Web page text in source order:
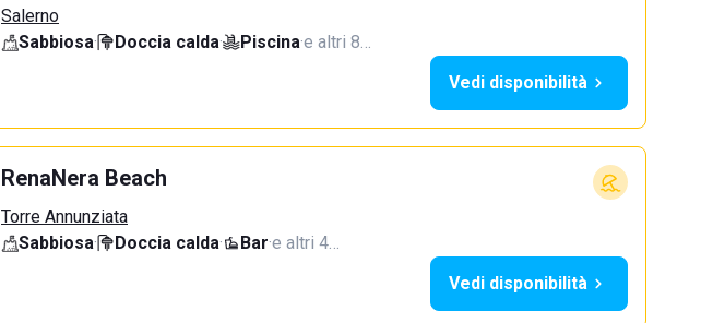
Salerno
Sabbiosa· Doccia calda· Piscina·e altri 8…
Vedi disponibilità
RenaNera Beach
Torre Annunziata
Sabbiosa· Doccia calda· Bar·e altri 4…
Vedi disponibilità